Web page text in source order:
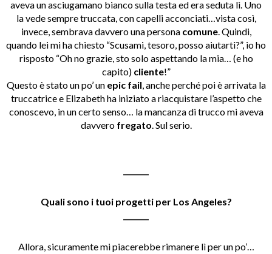
aveva un asciugamano bianco sulla testa ed era seduta lì. Uno
la vede sempre truccata, con capelli acconciati…vista così,
invece, sembrava davvero una persona comune. Quindi,
quando lei mi ha chiesto “Scusami, tesoro, posso aiutarti?”, io ho
risposto “Oh no grazie, sto solo aspettando la mia… (e ho
capito) cliente!”
Questo è stato un po’ un epic fail, anche perché poi è arrivata la
truccatrice e Elizabeth ha iniziato a riacquistare l’aspetto che
conoscevo, in un certo senso… la mancanza di trucco mi aveva
davvero fregato. Sul serio.
Quali sono i tuoi progetti per Los Angeles?
Allora, sicuramente mi piacerebbe rimanere lì per un po’…